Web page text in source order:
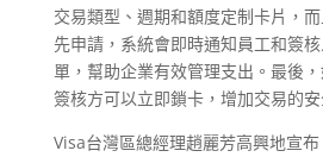
交易類型、週期和額度定制卡片，
先申請，系統會即時通知員工和簽
單，幫助企業有效管理支出。最後
簽核方可以立即鎖卡，增加交易的安
Visa台灣區總經理趙麗芳高興地宣布